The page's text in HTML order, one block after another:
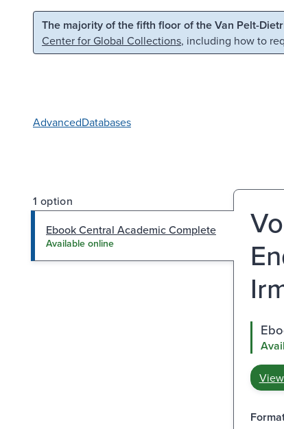
Skip to main content Skip to search
The majority of the fifth floor of the Van Pelt-
Center for Global Collections, including how to
AdvancedDatabases
1 option
Ebook Central Academic Complete
Available online